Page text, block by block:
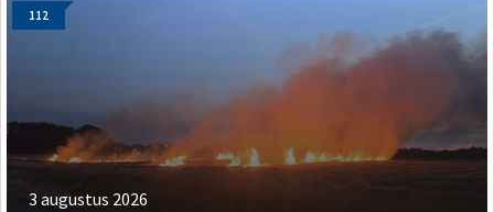
112
3 augustus 2026